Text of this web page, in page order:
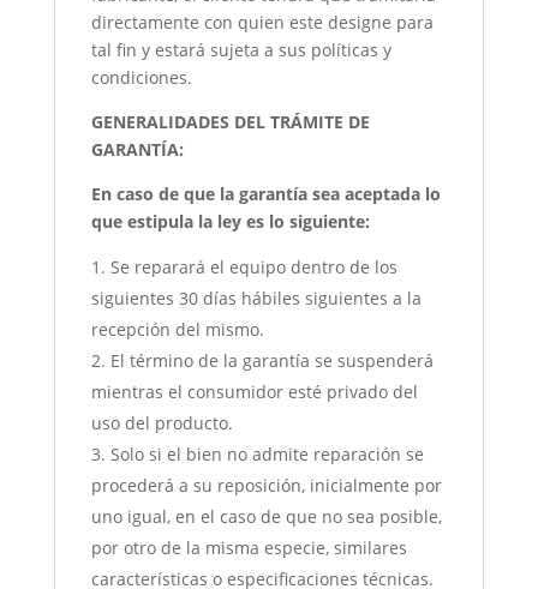
directamente con quien este designe para
tal fin y estará sujeta a sus políticas y
condiciones.
GENERALIDADES DEL TRÁMITE DE
GARANTÍA:
En caso de que la garantía sea aceptada lo
que estipula la ley es lo siguiente:
Se reparará el equipo dentro de los
siguientes 30 días hábiles siguientes a la
recepción del mismo.
El término de la garantía se suspenderá
mientras el consumidor esté privado del
uso del producto.
Solo si el bien no admite reparación se
procederá a su reposición, inicialmente por
uno igual, en el caso de que no sea posible,
por otro de la misma especie, similares
características o especificaciones técnicas.